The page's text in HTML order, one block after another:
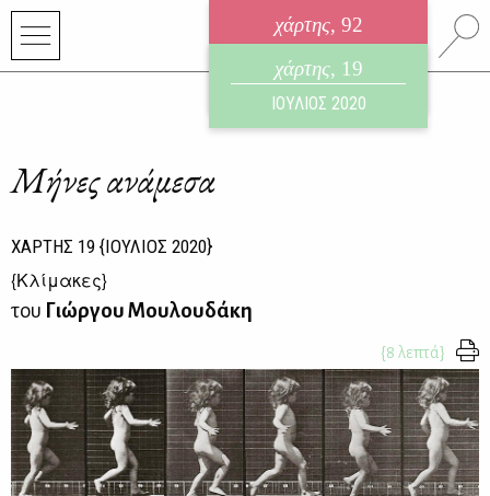
χάρτης, 92
ηλεκτρονικό περιοδικό
ΑΥΓΟΥΣΤΟΣ 2026
χάρτης, 19
ΙΟΥΛΙΟΣ 2020
Μήνες ανάμεσα
ΧΑΡΤΗΣ 19 {ΙΟΥΛΙΟΣ 2020}
{Κλίμακες}
του Γιώργου Μουλουδάκη
{8 λεπτά}